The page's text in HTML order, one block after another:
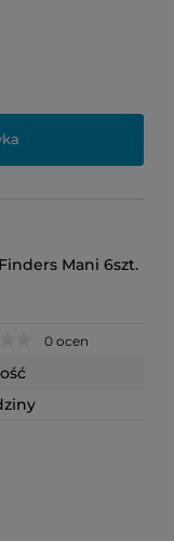
Mani 6szt.
0 ocen